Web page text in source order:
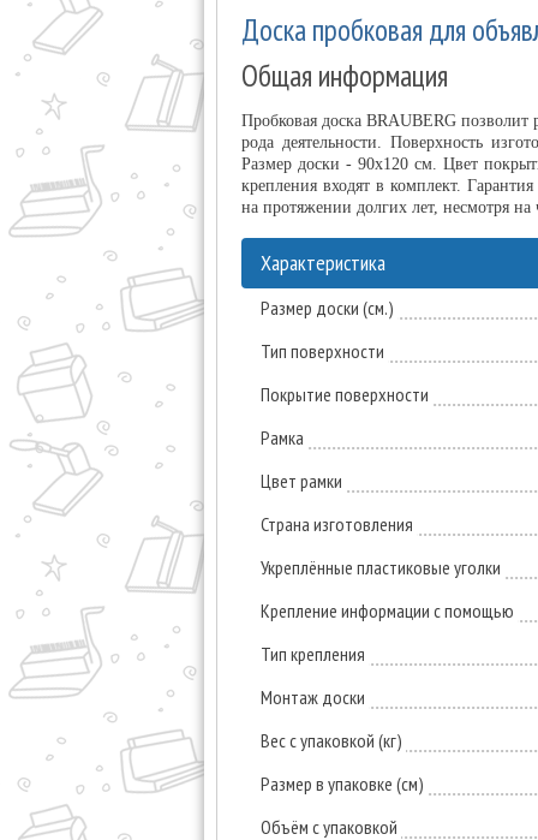
Доска пробковая для
Общая информация
Пробковая доска BRAUBERG
рода деятельности. Поверхность
Размер доски - 90х120 см. Цвет
крепления входят в комплект.
на протяжении долгих лет, несмотря на
Характеристика
Размер доски (см.)
Тип поверхности
Покрытие поверхности
Рамка
Цвет рамки
Страна изготовления
Укреплённые пластиковые уголки
Крепление информации с помощью
Тип крепления
Монтаж доски
Вес с упаковкой (кг)
Размер в упаковке (см)
Объём с упаковкой